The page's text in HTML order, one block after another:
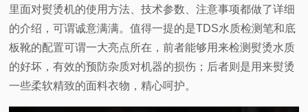
里面对熨烫机的使用方法、技术参数、注意事项都做了详细
的介绍，可谓诚意满满。值得一提的是TDS水质检测笔和底
板靴的配置可谓一大亮点所在，前者能够用来检测熨烫水质
的好坏，有效的预防杂质对机器的损伤；后者则是用来熨烫
一些柔软精致的面料衣物，精心呵护。